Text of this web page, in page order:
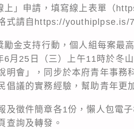
上」申請，填寫線上表單（
式請自https://youthiplpse.is/
金支持行動，個人組每案最
6月25日（三）上午11時於冬
明會」，同步於本府青年事務
倡議的實務經驗，幫助青年更
及徵件簡章各1份，懶人包電
查詢及轉發。